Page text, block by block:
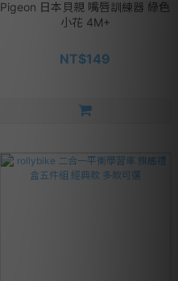
Pigeon 日本貝親 嘴唇訓練器 綠色
小花 4M+
NT$149